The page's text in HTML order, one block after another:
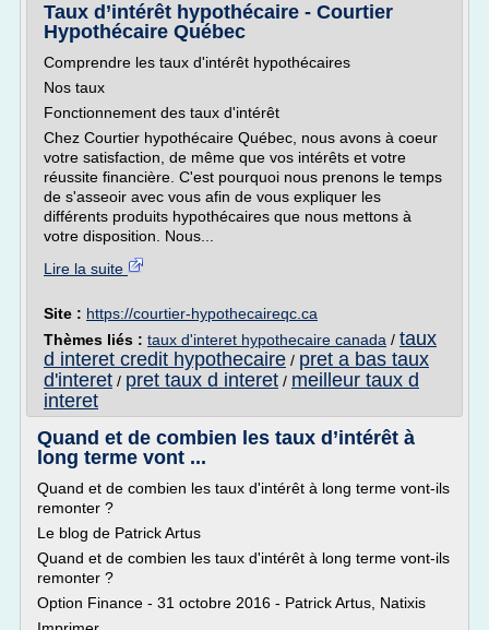
Taux d’intérêt hypothécaire - Courtier
Hypothécaire Québec
Comprendre les taux d'intérêt hypothécaires
Nos taux
Fonctionnement des taux d'intérêt
Chez Courtier hypothécaire Québec, nous avons à coeur
votre satisfaction, de même que vos intérêts et votre
réussite financière. C'est pourquoi nous prenons le temps
de s'asseoir avec vous afin de vous expliquer les
différents produits hypothécaires que nous mettons à
votre disposition. Nous...
Lire la suite
Site : https://courtier-hypothecaireqc.ca
Thèmes liés : taux d'interet hypothecaire canada / taux
d interet credit hypothecaire / pret a bas taux
d'interet / pret taux d interet / meilleur taux d
interet
Quand et de combien les taux d’intérêt à
long terme vont ...
Quand et de combien les taux d'intérêt à long terme vont-ils
remonter ?
Le blog de Patrick Artus
Quand et de combien les taux d'intérêt à long terme vont-ils
remonter ?
Option Finance - 31 octobre 2016 - Patrick Artus, Natixis